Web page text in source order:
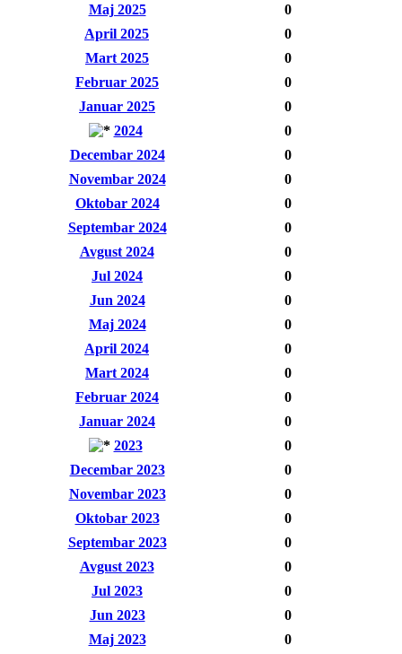
Maj 2025
0
April 2025
0
Mart 2025
0
Februar 2025
0
Januar 2025
0
2024
0
Decembar 2024
0
Novembar 2024
0
Oktobar 2024
0
Septembar 2024
0
Avgust 2024
0
Jul 2024
0
Jun 2024
0
Maj 2024
0
April 2024
0
Mart 2024
0
Februar 2024
0
Januar 2024
0
2023
0
Decembar 2023
0
Novembar 2023
0
Oktobar 2023
0
Septembar 2023
0
Avgust 2023
0
Jul 2023
0
Jun 2023
0
Maj 2023
0